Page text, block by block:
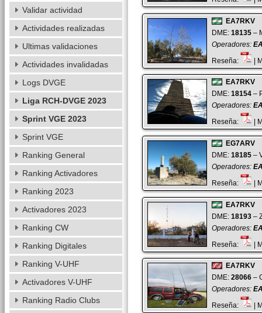
EA7RKV
DME: 18135–
Operadores:
Reseña:
|
EA7RKV
DME: 18154–
Operadores:
Reseña:
|
EG7ARV
DME: 18185–
Operadores:
Reseña:
|
EA7RKV
DME: 18193–
Operadores:
Reseña:
|
EA7RKV
DME: 28066–
Operadores:
Reseña:
|
Validar actividad
Actividades realizadas
Ultimas validaciones
Actividades invalidadas
Logs DVGE
Liga RCH-DVGE 2023
Sprint VGE 2023
Sprint VGE
Ranking General
Ranking Activadores
Ranking 2023
Activadores 2023
Ranking CW
Ranking Digitales
Ranking V-UHF
Activadores V-UHF
Ranking Radio Clubs